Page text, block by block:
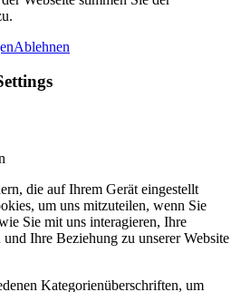
Ablehnen
die auf Ihrem Gerät eingestellt
um uns mitzuteilen, wenn Sie
Sie mit uns interagieren, Ihre
Ihre Beziehung zu unserer Website
Kategorienüberschriften, um